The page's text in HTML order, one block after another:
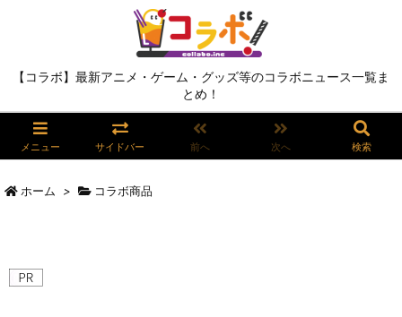
【コラボ】最新アニメ・ゲーム・グッズ等のコラボニュース一覧ま
とめ！
メニュー サイドバー 前へ 次へ 検索
ホーム > コラボ商品